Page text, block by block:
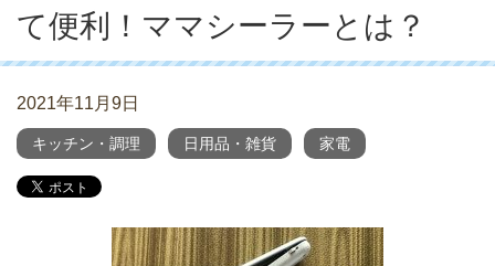
て便利！ママシーラーとは？
2021年11月9日
キッチン・調理 日用品・雑貨 家電